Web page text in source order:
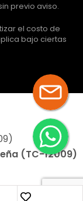
previo aviso.
el costo de
bajo ciertas
(TC-12009)